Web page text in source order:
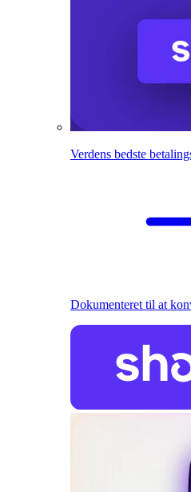
Verdens bedste
Dokumenteret til at